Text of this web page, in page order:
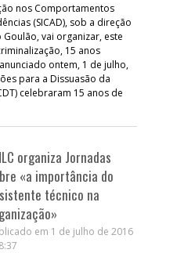
nos Comportamentos
(SICAD), sob a direção
Goulão, vai organizar, este
15 anos
ontem, 1 de julho,
para a Dissuasão da
celebraram 15 anos de
organiza Jornadas
«a importância do
técnico na
em 1 de julho de 2016